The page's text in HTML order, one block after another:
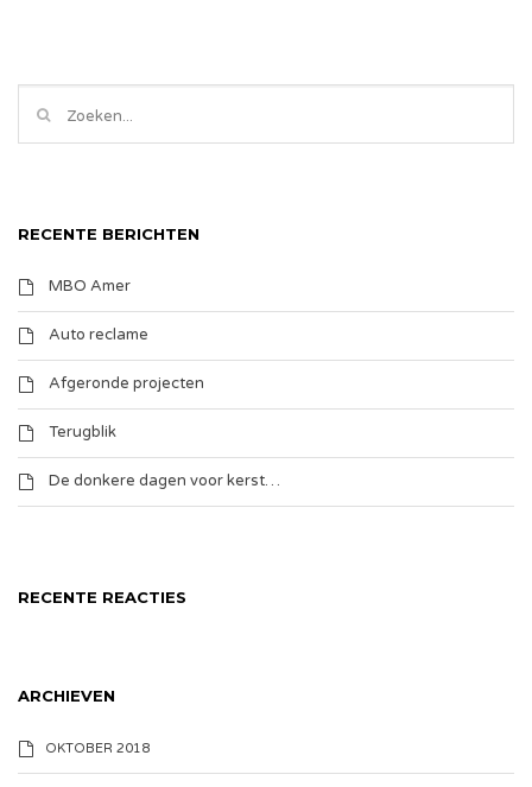
RECENTE BERICHTEN
MBO Amer
Auto reclame
Afgeronde projecten
Terugblik
De donkere dagen voor kerst…
RECENTE REACTIES
ARCHIEVEN
OKTOBER 2018